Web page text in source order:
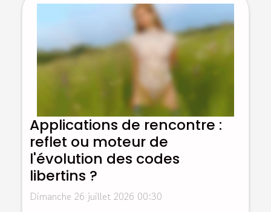
Applications de rencontre :
reflet ou moteur de
l'évolution des codes
libertins ?
Dimanche 26 juillet 2026 00:30